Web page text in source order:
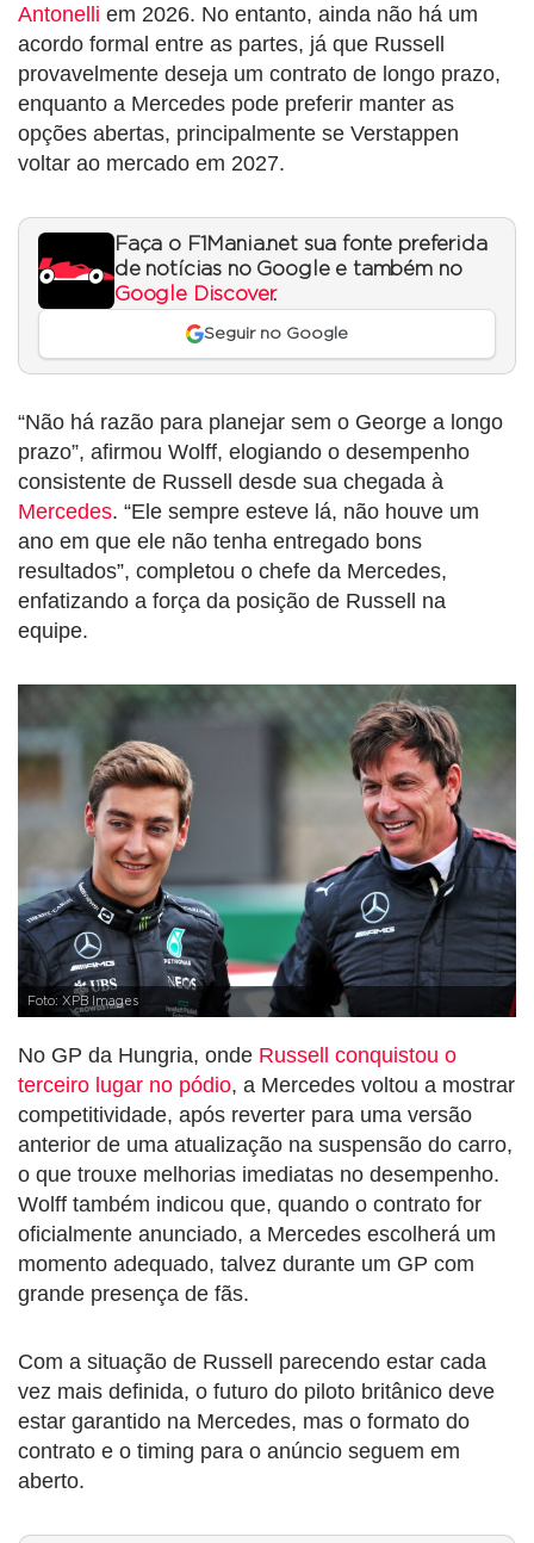
Antonelli em 2026. No entanto, ainda não há um
acordo formal entre as partes, já que Russell
provavelmente deseja um contrato de longo prazo,
enquanto a Mercedes pode preferir manter as
opções abertas, principalmente se Verstappen
voltar ao mercado em 2027.
Faça o F1Mania.net sua fonte preferida
de notícias no Google e também no
Google Discover.
Seguir no Google
“Não há razão para planejar sem o George a longo
prazo”, afirmou Wolff, elogiando o desempenho
consistente de Russell desde sua chegada à
Mercedes. “Ele sempre esteve lá, não houve um
ano em que ele não tenha entregado bons
resultados”, completou o chefe da Mercedes,
enfatizando a força da posição de Russell na
equipe.
Foto: XPB Images
No GP da Hungria, onde Russell conquistou o
terceiro lugar no pódio, a Mercedes voltou a mostrar
competitividade, após reverter para uma versão
anterior de uma atualização na suspensão do carro,
o que trouxe melhorias imediatas no desempenho.
Wolff também indicou que, quando o contrato for
oficialmente anunciado, a Mercedes escolherá um
momento adequado, talvez durante um GP com
grande presença de fãs.
Com a situação de Russell parecendo estar cada
vez mais definida, o futuro do piloto britânico deve
estar garantido na Mercedes, mas o formato do
contrato e o timing para o anúncio seguem em
aberto.